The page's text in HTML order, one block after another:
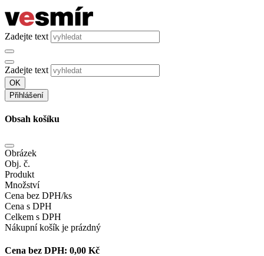
Zadejte text
Zadejte text
OK
Přihlášení
Obsah košíku
Obrázek
Obj. č.
Produkt
Množství
Cena bez DPH/ks
Cena s DPH
Celkem s DPH
Nákupní košík je prázdný
Cena bez DPH: 0,00 Kč